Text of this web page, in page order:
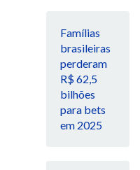
Famílias
brasileiras
perderam
R$ 62,5
bilhões
para bets
em 2025